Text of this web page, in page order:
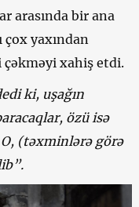
arasında bir ana
çox yaxından
çəkməyi xahiş etdi.
ki, uşağın
özü isə
(təxminlərə görə